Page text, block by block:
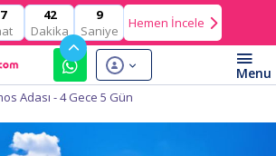
42
Dakika
8
Saniye
Hemen İncele
Adası - 4 Gece 5 Gün